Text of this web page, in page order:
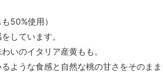
50%使用）
しています。
いのイタリア産黄もも。
ような食感と自然な桃の甘さをそのまま